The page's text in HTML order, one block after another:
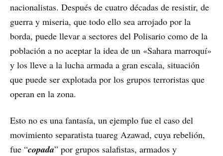
nacionalistas. Después de cuatro décadas de resistir, de
guerra y miseria, que todo ello sea arrojado por la
borda, puede llevar a sectores del Polisario como de la
población a no aceptar la idea de un «Sahara marroquí»
y los lleve a la lucha armada a gran escala, situación
que puede ser explotada por los grupos terroristas que
operan en la zona.
Esto no es una fantasía, un ejemplo fue el caso del
movimiento separatista tuareg Azawad, cuya rebelión,
fue “copada” por grupos salafistas, armados y